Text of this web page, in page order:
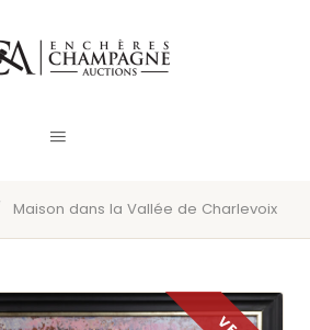
Maison dans la Vallée de Charlevoix